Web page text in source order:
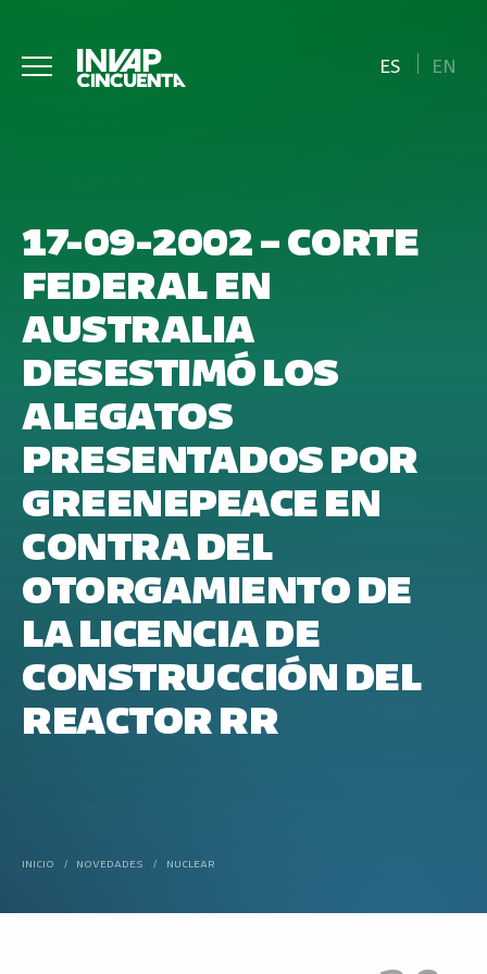
ES EN
17-09-2002 – CORTE
FEDERAL EN
AUSTRALIA
DESESTIMÓ LOS
ALEGATOS
PRESENTADOS POR
GREENEPEACE EN
CONTRA DEL
OTORGAMIENTO DE
LA LICENCIA DE
CONSTRUCCIÓN DEL
REACTOR RR
INICIO / NOVEDADES / NUCLEAR